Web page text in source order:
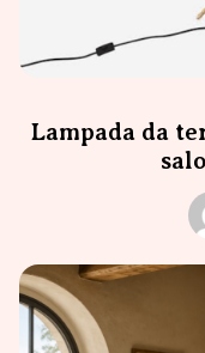
Lampada da